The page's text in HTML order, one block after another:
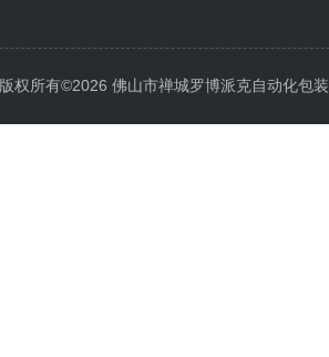
版权所有©2026 佛山市禅城罗博派克自动化